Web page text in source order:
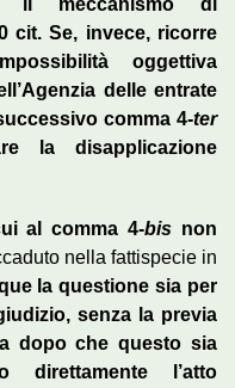
cit. Se, invece, ricorre
oggettiva
delle entrate
comma 4-ter
la disapplicazione
al comma 4-bis non
nella fattispecie in
la questione sia per
senza la previa
dopo che questo sia
direttamente l’atto